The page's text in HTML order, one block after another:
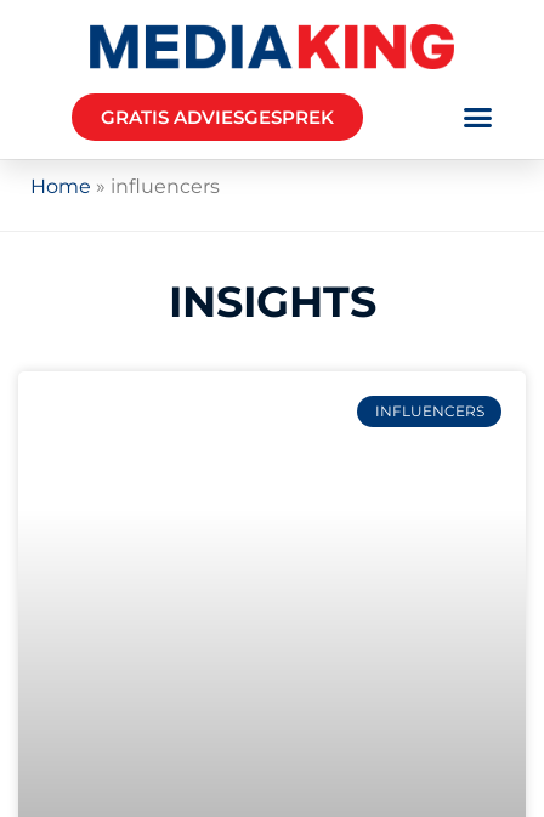
GRATIS ADVIESGESPREK
Home » influencers
INSIGHTS
INFLUENCERS